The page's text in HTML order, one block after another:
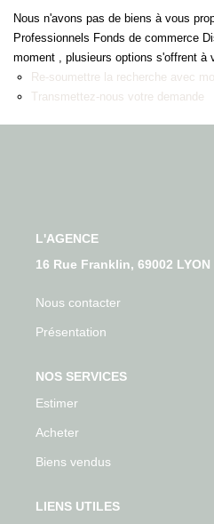
CHASSE
NOTRE
Nous n'avons pas de biens à vous
Professionnels Fonds de commerce
moment , plusieurs options s'offrent à
Re-soumettre la recherche avec
Transmettez-nous votre demande
L'AGENCE
16 Rue Franklin, 69002 LYON
Nous contacter
Présentation
NOS SERVICES
Estimer
Acheter
Biens vendus
LIENS UTILES